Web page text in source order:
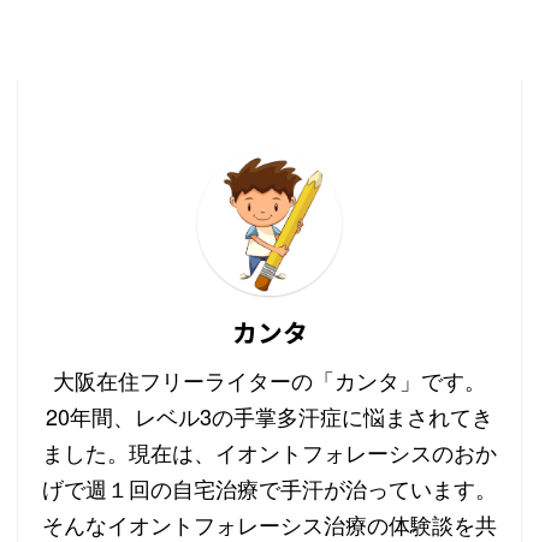
カンタ
大阪在住フリーライターの「カンタ」です。
20年間、レベル3の手掌多汗症に悩まされてき
ました。現在は、イオントフォレーシスのおか
げで週１回の自宅治療で手汗が治っています。
そんなイオントフォレーシス治療の体験談を共